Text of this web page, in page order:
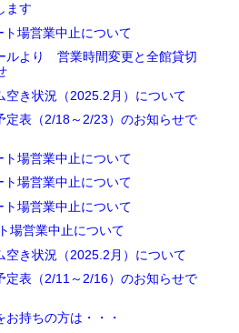
ます
場営業中止について
ルより 営業時間変更と全館貸切
空き状況（2025.2月）について
定表（2/18～2/23）のお知らせで
場営業中止について
場営業中止について
場営業中止について
場営業中止について
空き状況（2025.2月）について
定表（2/11～2/16）のお知らせで
持ちの方は・・・